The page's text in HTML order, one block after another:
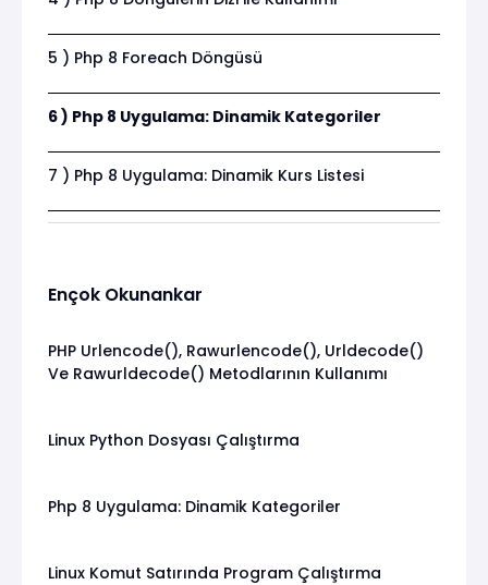
5 ) Php 8 Foreach Döngüsü
6 ) Php 8 Uygulama: Dinamik Kategoriler
7 ) Php 8 Uygulama: Dinamik Kurs Listesi
Ençok Okunankar
PHP Urlencode(), Rawurlencode(), Urldecode()
Ve Rawurldecode() Metodlarının Kullanımı
Linux Python Dosyası Çalıştırma
Php 8 Uygulama: Dinamik Kategoriler
Linux Komut Satırında Program Çalıştırma